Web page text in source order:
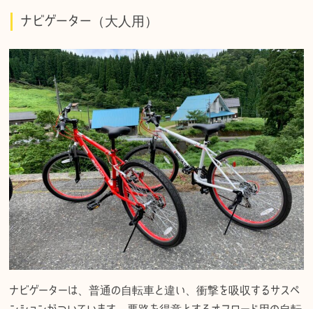
ナビゲーター（大人用）
ナビゲーターは、普通の自転車と違い、衝撃を吸収するサスペ